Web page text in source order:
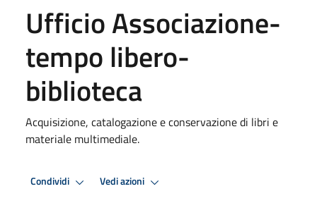
Ufficio Associazione-
tempo libero-
biblioteca
Acquisizione, catalogazione e conservazione di libri e
materiale multimediale.
Condividi Vedi azioni